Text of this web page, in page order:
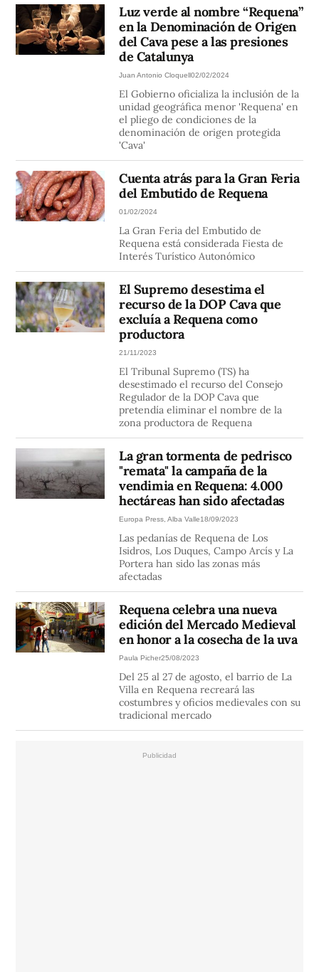
Luz verde al nombre “Requena”
en la Denominación de Origen
del Cava pese a las presiones
de Catalunya
Juan Antonio Cloquell02/02/2024
El Gobierno oficializa la inclusión de la
unidad geográfica menor 'Requena' en
el pliego de condiciones de la
denominación de origen protegida
'Cava'
Cuenta atrás para la Gran Feria
del Embutido de Requena
01/02/2024
La Gran Feria del Embutido de
Requena está considerada Fiesta de
Interés Turístico Autonómico
El Supremo desestima el
recurso de la DOP Cava que
excluía a Requena como
productora
21/11/2023
El Tribunal Supremo (TS) ha
desestimado el recurso del Consejo
Regulador de la DOP Cava que
pretendía eliminar el nombre de la
zona productora de Requena
La gran tormenta de pedrisco
"remata" la campaña de la
vendimia en Requena: 4.000
hectáreas han sido afectadas
Europa Press, Alba Valle18/09/2023
Las pedanías de Requena de Los
Isidros, Los Duques, Campo Arcís y La
Portera han sido las zonas más
afectadas
Requena celebra una nueva
edición del Mercado Medieval
en honor a la cosecha de la uva
Paula Picher25/08/2023
Del 25 al 27 de agosto, el barrio de La
Villa en Requena recreará las
costumbres y oficios medievales con su
tradicional mercado